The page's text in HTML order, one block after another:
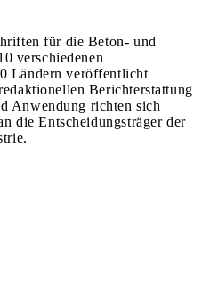
für die Beton- und
verschiedenen
Ländern veröffentlicht
Berichterstattung
Anwendung richten sich
die Entscheidungsträger der